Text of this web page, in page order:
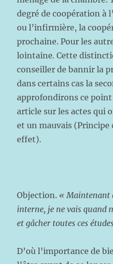
degré de coopération à
ou l’infirmière, la
prochaine. Pour les
lointaine.Cette
conseiller de bannir la
dans certains cas la
approfondirons ce
article sur les actes qui
et un mauvais (Principe
effet).
Objection. « Maintenant
interne, je ne vais quand
et gâcher toutes ces
D’où l’importance de